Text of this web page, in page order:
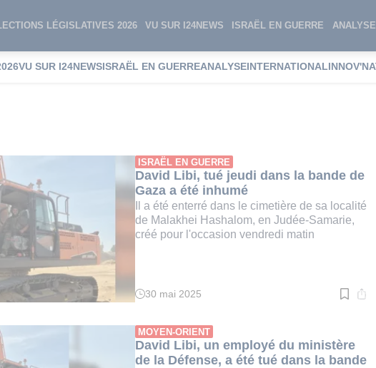
LÉGISLATIVES 2026 VU SUR I24NEWS ISRAËL EN GUERRE ANALYSE
VU SUR I24NEWSISRAËL EN GUERREANALYSEINTERNATIONAL
index David Libi
ISRAËL EN GUERRE
David Libi, tué jeudi dans la bande de
Gaza a été inhumé
Il a été enterré dans le cimetière de sa localité
de Malakhei Hashalom, en Judée-Samarie,
créé pour l'occasion vendredi matin
Temps
:
2
min.
30 mai 2025
MOYEN-ORIENT
David Libi, un employé du ministère
de la Défense, a été tué dans la bande